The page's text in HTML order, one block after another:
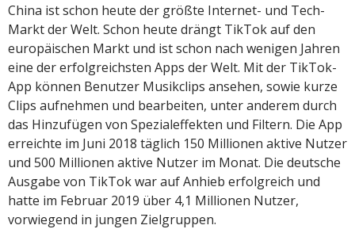
China ist schon heute der größte Internet- und Tech-
Markt der Welt. Schon heute drängt TikTok auf den
europäischen Markt und ist schon nach wenigen Jahren
eine der erfolgreichsten Apps der Welt. Mit der TikTok-
App können Benutzer Musikclips ansehen, sowie kurze
Clips aufnehmen und bearbeiten, unter anderem durch
das Hinzufügen von Spezialeffekten und Filtern. Die App
erreichte im Juni 2018 täglich 150 Millionen aktive Nutzer
und 500 Millionen aktive Nutzer im Monat. Die deutsche
Ausgabe von TikTok war auf Anhieb erfolgreich und
hatte im Februar 2019 über 4,1 Millionen Nutzer,
vorwiegend in jungen Zielgruppen.